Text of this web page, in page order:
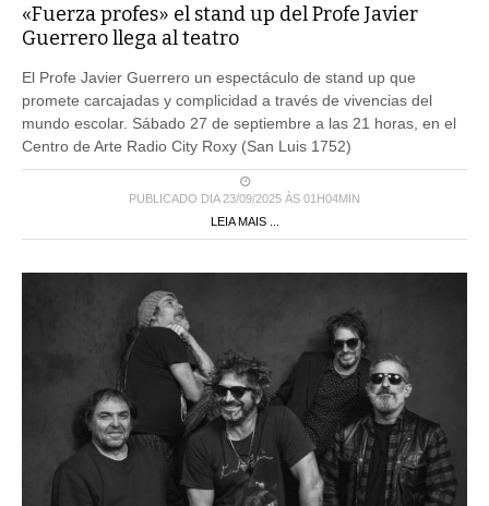
«Fuerza profes» el stand up del Profe Javier
Guerrero llega al teatro
El Profe Javier Guerrero un espectáculo de stand up que
promete carcajadas y complicidad a través de vivencias del
mundo escolar. Sábado 27 de septiembre a las 21 horas, en el
Centro de Arte Radio City Roxy (San Luis 1752)
PUBLICADO DIA 23/09/2025 ÀS 01H04MIN
LEIA MAIS ...